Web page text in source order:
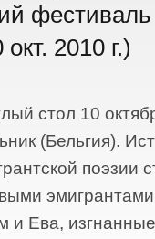
2010 г.)
стол 10
(Бельгия).
поэзии
и Ева,